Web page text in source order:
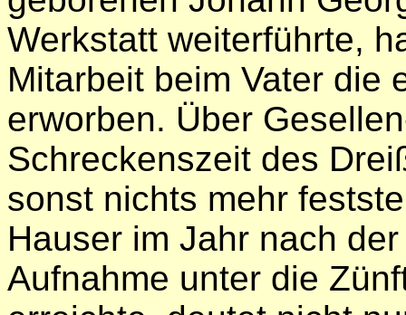
Werkstatt weiterführte,
Mitarbeit beim Vater die
erworben. Über
Schreckenszeit des
sonst nichts mehr
Hauser im Jahr nach
Aufnahme unter die